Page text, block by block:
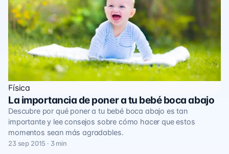
Física
La importancia de poner a tu bebé boca abajo
Descubre por qué poner a tu bebé boca abajo es tan
importante y lee consejos sobre cómo hacer que estos
momentos sean más agradables.
23 sep 2015 · 3 min